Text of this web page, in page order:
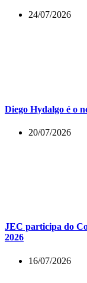
24/07/2026
Diego Hydalgo é o
20/07/2026
JEC participa do
2026
16/07/2026